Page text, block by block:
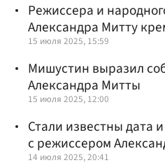
Режиссера и
Александра Митту
15 июля 2025, 15:59
Мишустин выразил
Александра Митты
15 июля 2025, 12:00
Стали известны дата
с режиссером
14 июля 2025, 20:41